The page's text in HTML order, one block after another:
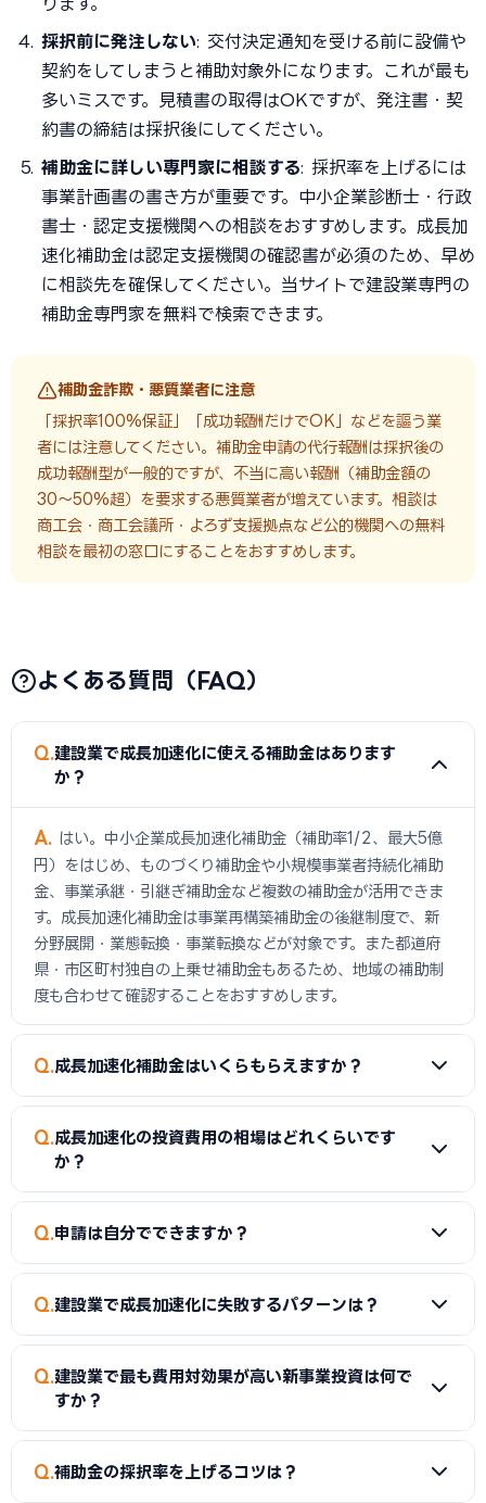
採択前に発注しない: 交付決定通知を受ける前に設備や
契約をしてしまうと補助対象外になります。これが最も
多いミスです。見積書の取得はOKですが、発注書・契
約書の締結は採択後にしてください。
補助金に詳しい専門家に相談する: 採択率を上げるには
事業計画書の書き方が重要です。中小企業診断士・行政
書士・認定支援機関への相談をおすすめします。成長加
速化補助金は認定支援機関の確認書が必須のため、早め
に相談先を確保してください。当サイトで建設業専門の
補助金専門家を無料で検索できます。
補助金詐欺・悪質業者に注意
「採択率100%保証」「成功報酬だけでOK」などを謳う業
者には注意してください。補助金申請の代行報酬は採択後の
成功報酬型が一般的ですが、不当に高い報酬（補助金額の
30〜50%超）を要求する悪質業者が増えています。相談は
商工会・商工会議所・よろず支援拠点など公的機関への無料
相談を最初の窓口にすることをおすすめします。
よくある質問（FAQ）
Q 建設業で成長加速化に使える補助金はあります
か？
A
はい。中小企業成長加速化補助金（補助率1/2、最大5億
円）をはじめ、ものづくり補助金や小規模事業者持続化補助
金、事業承継・引継ぎ補助金など複数の補助金が活用できま
す。成長加速化補助金は事業再構築補助金の後継制度で、新
分野展開・業態転換・事業転換などが対象です。また都道府
県・市区町村独自の上乗せ補助金もあるため、地域の補助制
度も合わせて確認することをおすすめします。
Q 成長加速化補助金はいくらもらえますか？
A
建設業の成長加速化の場合、中小企業成長加速化補助金
で500000000が上限です。補助率は中小企業1/2、中堅企
万円以上）のため、一定規模以上の投資が必要です。補助金
は「後払い」が基本のため、投資時点では自己資金または融
Q 成長加速化の投資費用の相場はどれくらいです
か？
A
建設業の成長加速化に必要な投資額は1億〜5億円が一般
数業者に相見積もりを依頼してください。費用の内訳（設備
費・建物費・システム構築費・広告宣伝費等）を明確にした
Q 申請は自分でできますか？
A
自分でも申請可能ですが、採択率を上げるために中小企業
いです。成長加速化補助金は認定支援機関の確認書が必須で
す。当サイトで専門家を無料で検索できます。商工会・商工会
議所のサポートは無料のため、まず公的機関に相談すること
Q 建設業で成長加速化に失敗するパターンは？
A
主な失敗パターンとして「採択前に設備を発注してしま
う」「補助対象外の経費を申請する」「事業計画書の市場分
申請できない」「補助事業実施期間内に事業完了できない」
「新事業の実現可能性の説明が不十分」などがあります。本
Q 建設業で最も費用対効果が高い新事業投資は何で
すか？
A
建設業では「重機・建設機械の大規模一括導入」が投資
Q 補助金の採択率を上げるコツは？